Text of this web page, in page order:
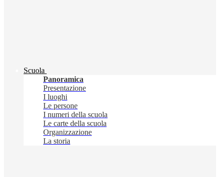
Scuola
Panoramica
Presentazione
I luoghi
Le persone
I numeri della scuola
Le carte della scuola
Organizzazione
La storia